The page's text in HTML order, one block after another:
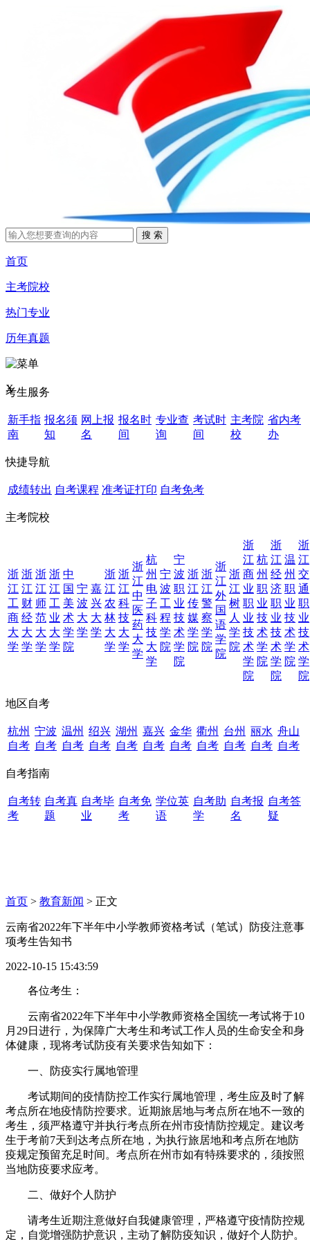
首页
主考院校
热门专业
历年真题
X
考生服务
新手指
南
报名须
知
网上报
名
报名时
间
专业查
询
考试时
间
主考院
校
省内考
办
快捷导航
成绩转出 自考课程 准考证打印 自考免考
主考院校
浙
江
工
商
大
学
浙
江
财
经
大
学
浙
江
师
范
大
学
浙
江
工
业
大
学
中
国
美
术
学
院
宁
波
大
学
嘉
兴
大
学
浙
江
农
林
大
学
浙
江
科
技
大
学
浙
江
中
医
药
大
学
杭
州
电
子
科
技
大
学
宁
波
工
程
学
院
宁
波
职
业
技
术
学
院
浙
江
传
媒
学
院
浙
江
警
察
学
院
浙
江
外
国
语
学
院
浙
江
树
人
学
院
浙
江
商
业
职
业
技
术
学
院
杭
州
职
业
技
术
学
院
浙
江
经
济
职
业
技
术
学
院
温
州
职
业
技
术
学
院
浙
江
交
通
职
业
技
术
学
院
地区自考
杭州
自考
宁波
自考
温州
自考
绍兴
自考
湖州
自考
嘉兴
自考
金华
自考
衢州
自考
台州
自考
丽水
自考
舟山
自考
自考指南
自考转
考
自考真
题
自考毕
业
自考免
考
学位英
语
自考助
学
自考报
名
自考答
疑
首页 > 教育新闻 > 正文
云南省2022年下半年中小学教师资格考试（笔试）防疫注意事
项考生告知书
2022-10-15 15:43:59
各位考生：
云南省2022年下半年中小学教师资格全国统一考试将于10
月29日进行，为保障广大考生和考试工作人员的生命安全和身
体健康，现将考试防疫有关要求告知如下：
一、防疫实行属地管理
考试期间的疫情防控工作实行属地管理，考生应及时了解
考点所在地疫情防控要求。近期旅居地与考点所在地不一致的
考生，须严格遵守并执行考点所在州市疫情防控规定。建议考
生于考前7天到达考点所在地，为执行旅居地和考点所在地防
疫规定预留充足时间。考点所在州市如有特殊要求的，须按照
当地防疫要求应考。
二、做好个人防护
请考生近期注意做好自我健康管理，严格遵守疫情防控规
定，自觉增强防护意识，主动了解防疫知识，做好个人防护。